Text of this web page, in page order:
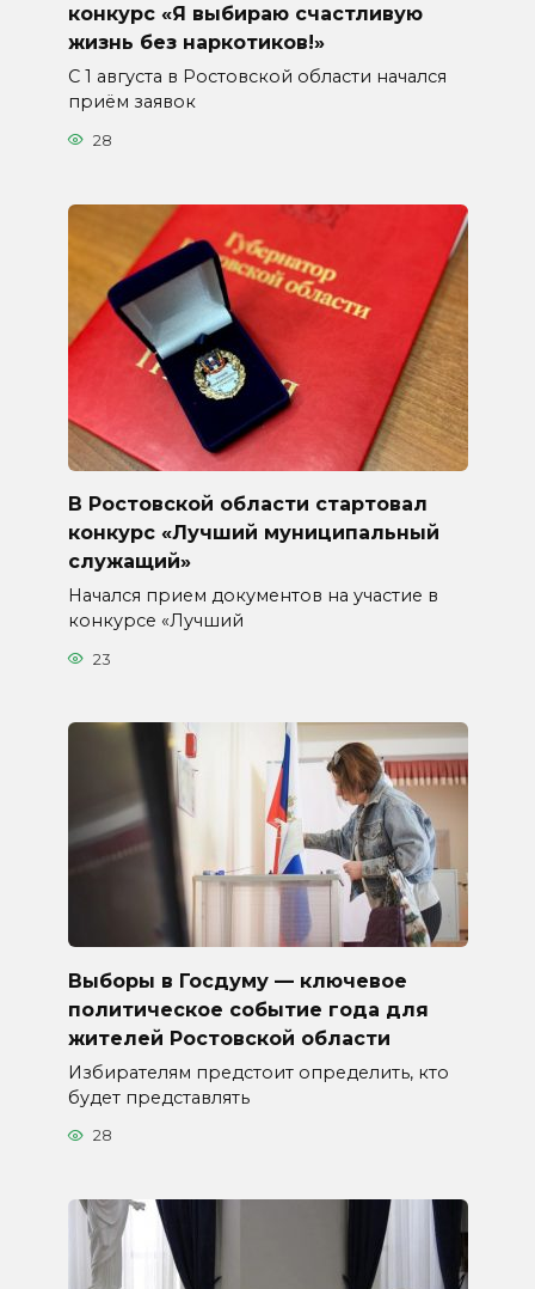
конкурс «Я выбираю счастливую
жизнь без наркотиков!»
С 1 августа в Ростовской области начался
приём заявок
28
В Ростовской области стартовал
конкурс «Лучший муниципальный
служащий»
Начался прием документов на участие в
конкурсе «Лучший
23
Выборы в Госдуму — ключевое
политическое событие года для
жителей Ростовской области
Избирателям предстоит определить, кто
будет представлять
28